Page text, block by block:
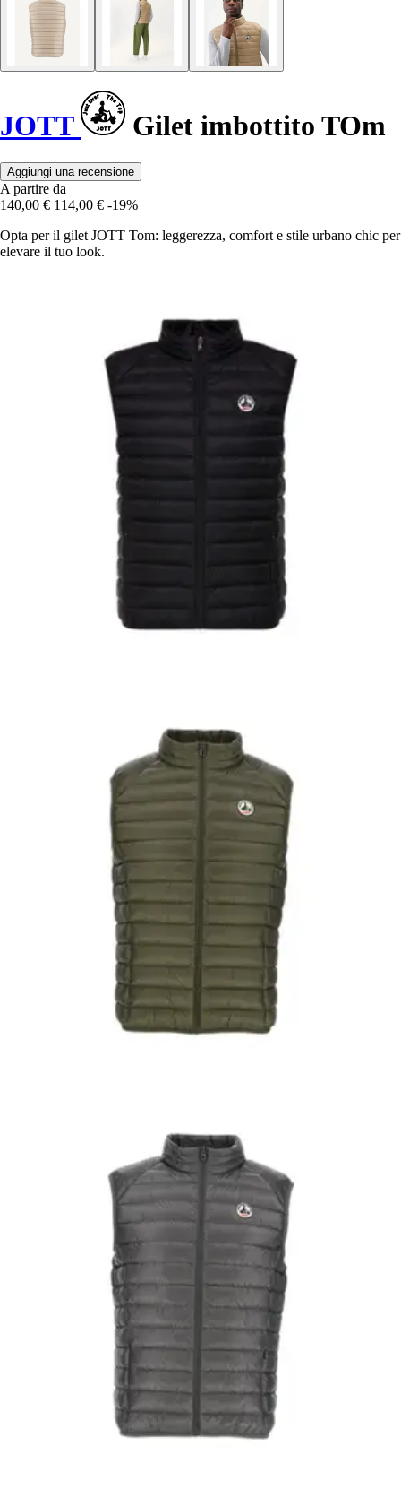
JOTT Gilet imbottito TOm
Aggiungi una recensione
A partire da
140,00 € 114,00 € -19%
Opta per il gilet JOTT Tom: leggerezza, comfort e stile urbano chic per
elevare il tuo look.